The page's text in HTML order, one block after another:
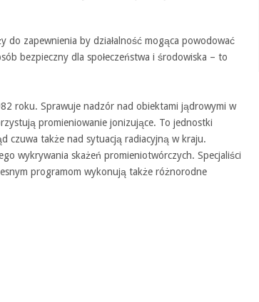
do zapewnienia by działalność mogąca powodować
bezpieczny dla społeczeństwa i środowiska – to
roku. Sprawuje nadzór nad obiektami jądrowymi w
promieniowanie jonizujące. To jednostki
czuwa także nad sytuacją radiacyjną w kraju.
wykrywania skażeń promieniotwórczych. Specjaliści
programom wykonują także różnorodne